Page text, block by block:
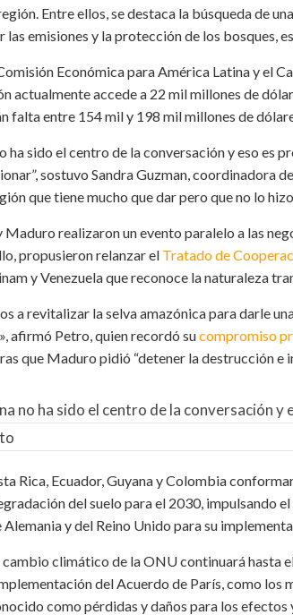
Entre ellos, se destaca la búsqueda de
emisiones y la protección de los bosques,
Económica para América Latina y el
actualmente accede a 22 mil millones de
falta entre 154 mil y 198 mil millones de
ha sido el centro de la conversación y eso
sostuvo Sandra Guzman, coordinadora
que tiene mucho que dar pero que no lo
Maduro realizaron un evento paralelo a las
propusieron relanzar el Tratado de
y Venezuela que reconoce la naturaleza
a revitalizar la selva amazónica para darle
afirmó Petro, quien recordó sucompromiso
que Maduro pidió “detener la destrucción e
no ha sido el centro de la conversación
Rica, Ecuador, Guyana y Colombia
del suelo para el 2030, impulsando
y del Reino Unido para su
cambio climático de la ONU continuará hasta
del Acuerdo de París, como los
como pérdidas y daños para los